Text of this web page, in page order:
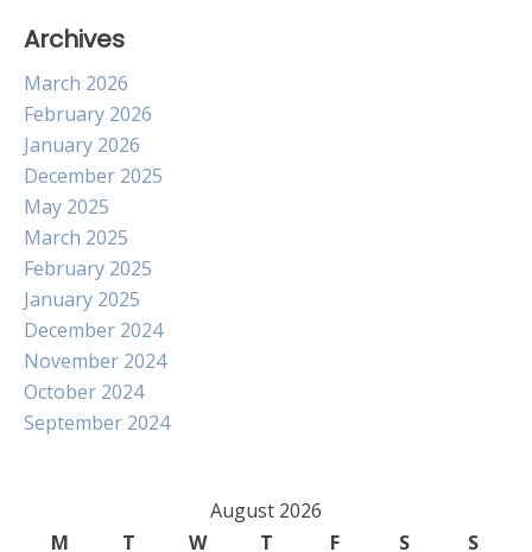
Archives
March 2026
February 2026
January 2026
December 2025
May 2025
March 2025
February 2025
January 2025
December 2024
November 2024
October 2024
September 2024
August 2026
M
T W T F S
S